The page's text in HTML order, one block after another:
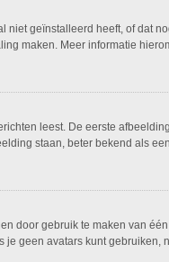
geïnstalleerd heeft, of dat
maken. Meer informatie
leest. De eerste
staan, beter bekend als
door gebruik te maken van
geen avatars kunt